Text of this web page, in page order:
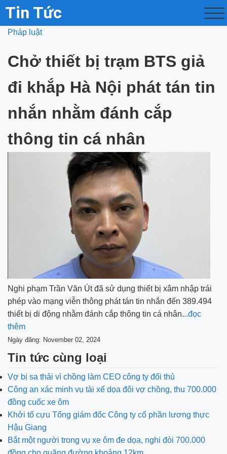
Tin Tức
Pháp luật
Chở thiết bị trạm BTS giả
đi khắp Hà Nội phát tán tin
nhắn nhằm đánh cắp
thông tin cá nhân
Nghi phạm Trần Văn Út đã sử dụng thiết bị xâm nhập trái
phép vào mạng viễn thông phát tán tin nhắn đến 389.494
thiết bị di động nhằm đánh cắp thông tin cá nhân...đọc
thêm
Ngày đăng: November 02, 2024
Tin tức cùng loại
Vợ bị sa thải vì chồng làm CEO công ty đối thủ
Công an xác minh vụ tài xế dọa đôi vợ chồng, thu 700.000
đồng cuốc xe ôm
Khởi tố cựu Tổng giám đốc Công ty cổ phần lương thực
Hậu Giang
Bắt một người trong vụ xe ôm đe dọa, nghi đòi 700.000